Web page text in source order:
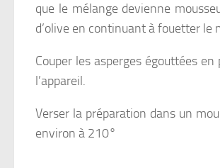
que le mélange devienne
d’olive en continuant à fouetter le
Couper les asperges égouttées
l’appareil.
Verser la préparation dans un
environ à 210°